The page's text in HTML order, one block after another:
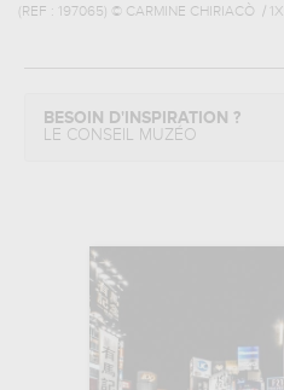
(REF :
197065) © CARMINE CHIRIACÒ / 1X
BESOIN D'INSPIRATION ?
LE CONSEIL MUZÉO